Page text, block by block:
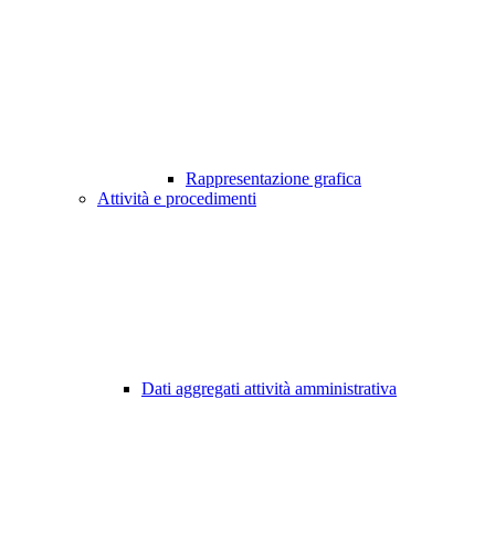
Rappresentazione grafica
Attività e procedimenti
Dati aggregati attività amministrativa